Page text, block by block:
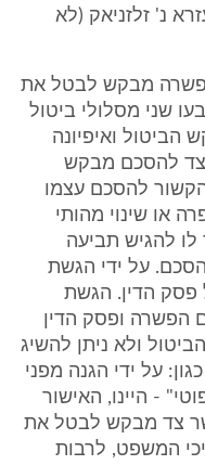
כהן ברע"פ 7148/98 עזרא נ' זלזניאק (לא
מבקש לבטל את
שני מסלולי ביטול
ואיפיונה
צד להסכם מבקש
להסכם עצמו
או שינוי מהותי
להגיש תביעה
על ידי הגשת
פסק הדין. הגשת
הפשרה ופסק הדין
ולא ניתן להשיג
על ידי הגנה מפני
- היינו, האישור
צד מבקש לבטל את
המשפט, לרבות